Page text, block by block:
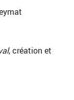
, création et